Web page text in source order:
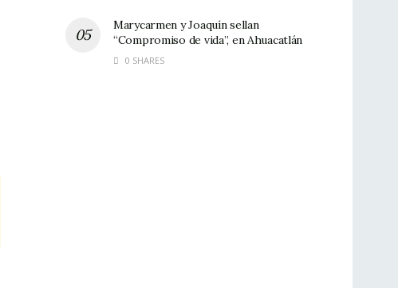
Marycarmen y Joaquín sellan
“Compromiso de vida”, en Ahuacatlán
0 SHARES